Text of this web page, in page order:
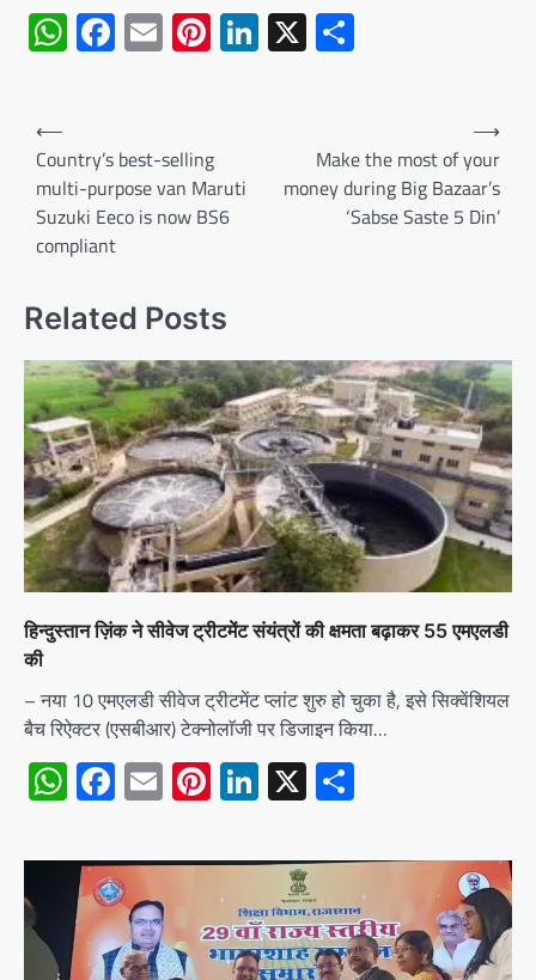
WhatsApp
Facebook
EmailPinterest
LinkedIn
X
Post
navigation
⟵
Country’s best-selling
multi-purpose van Maruti
Suzuki Eeco is now BS6
compliant
Make the most of your
money during Big Bazaar’s
‘Sabse Saste 5 Din’
⟶
Related Posts
हिन्दुस्तान ज़िंक ने सीवेज ट्रीटमेंट संयंत्रों की क्षमता बढ़ाकर 55 एमएलडी
की
– नया 10 एमएलडी सीवेज ट्रीटमेंट प्लांट शुरु हो चुका है, इसे सिक्वेंशियल
बैच रिऐक्टर (एसबीआर) टेक्नोलाॅजी पर डिजाइन किया…
WhatsApp
Facebook
EmailPinterest
LinkedIn
X